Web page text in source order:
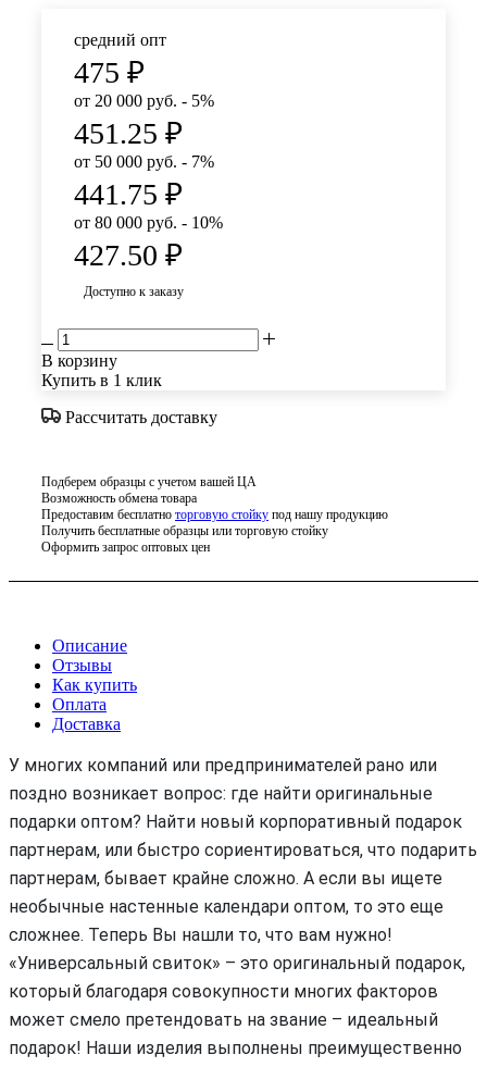
средний опт
475 ₽
от 20 000 руб. - 5%
451.25 ₽
от 50 000 руб. - 7%
441.75 ₽
от 80 000 руб. - 10%
427.50 ₽
Доступно к заказу
В корзину
Купить в 1 клик
Рассчитать доставку
Подберем образцы с учетом вашей ЦА
Возможность обмена товара
Предоставим бесплатно торговую стойку под нашу продукцию
Получить бесплатные образцы или торговую стойку
Оформить запрос оптовых цен
Описание
Отзывы
Как купить
Оплата
Доставка
У многих компаний или предпринимателей рано или
поздно возникает вопрос: где найти оригинальные
подарки оптом? Найти новый корпоративный подарок
партнерам, или быстро сориентироваться, что подарить
партнерам, бывает крайне сложно. А если вы ищете
необычные настенные календари оптом, то это еще
сложнее. Теперь Вы нашли то, что вам нужно!
«Универсальный свиток» – это оригинальный подарок,
который благодаря совокупности многих факторов
может смело претендовать на звание – идеальный
подарок! Наши изделия выполнены преимущественно